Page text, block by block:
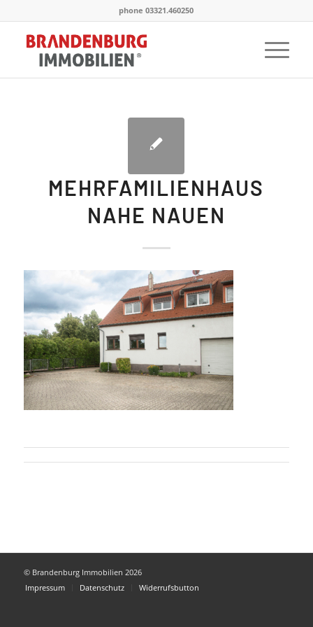
phone 03321.460250
MEHRFAMILIENHAUS
NAHE NAUEN
© Brandenburg Immobilien 2026
Impressum
Datenschutz Widerrufsbutton